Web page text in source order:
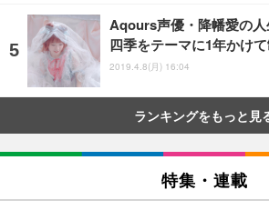
Aqours声優・降幡愛の人
四季をテーマに1年かけ
2019.4.8(月) 16:04
ランキングをもっと見
特集・連載